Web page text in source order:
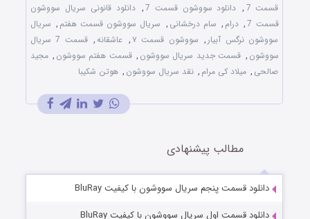
قسمت 7
, دانلود سووشون قسمت 7 , دانلود قانونی سریال سووشون
قسمت 7
, درام , سام درخشانی , سریال سووشون قسمت هفتم , سریال
سووشون نرگس آبیار , سووشون قسمت ۷ , عاشقانه,
قسمت 7 سریال
سووشون , قسمت جدید سریال سووشون , قسمت هفتم سووشون , مجید
صالحی , میلاد کی مرام , نقد سریال سووشون , هوتن شکیبا
مطالب پیشنهادی
دانلود قسمت پنجم سریال سووشون با کیفیت BluRay
دانلود قسمت اول سریال سووشون با کیفیت BluRay